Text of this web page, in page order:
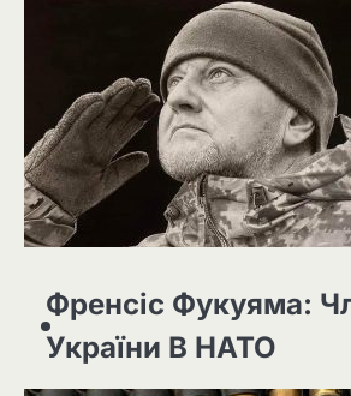
Френсіс Фукуяма:
України В НАТО